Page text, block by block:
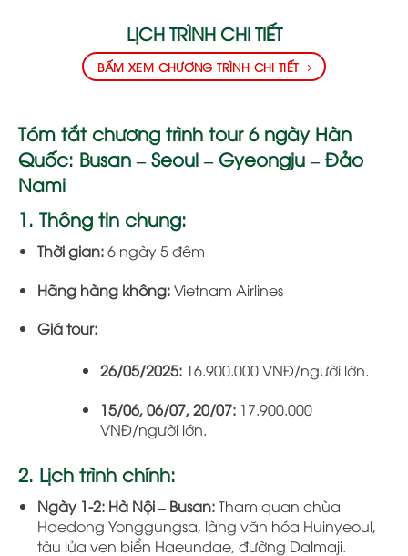
LỊCH TRÌNH CHI TIẾT
BẤM XEM CHƯƠNG TRÌNH CHI TIẾT
Tóm tắt chương trình tour 6 ngày Hàn
Quốc: Busan – Seoul – Gyeongju – Đảo
Nami
1. Thông tin chung:
Thời gian:6 ngày 5 đêm
Hãng hàng không:Vietnam Airlines
Giá tour:
26/05/2025:16.900.000 VNĐ/người lớn.
15/06, 06/07, 20/07:17.900.000
VNĐ/người lớn.
2. Lịch trình chính:
Ngày 1-2: Hà Nội – Busan:Tham quan chùa
Haedong Yonggungsa, làng văn hóa Huinyeoul,
tàu lửa ven biển Haeundae, đường Dalmaji.